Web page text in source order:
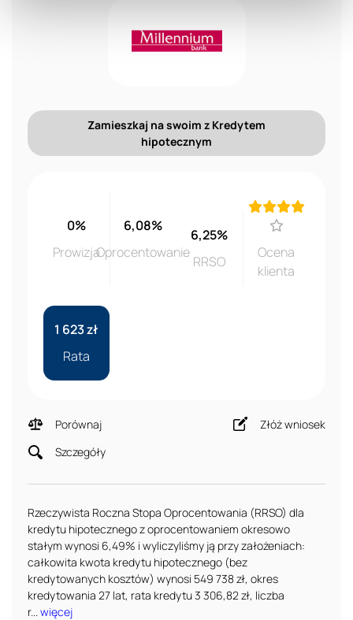
Zamieszkaj na swoim z Kredytem
hipotecznym
0%
Prowizja
6,08%
Oprocentowanie
6,25%
RRSO
Ocena
klienta
1 623 zł
Rata
Porównaj
Złóż wniosek
Szczegóły
Rzeczywista Roczna Stopa Oprocentowania (RRSO) dla
kredytu hipotecznego z oprocentowaniem okresowo
stałym wynosi 6,49% i wyliczyliśmy ją przy założeniach:
całkowita kwota kredytu hipotecznego (bez
kredytowanych kosztów) wynosi 549 738 zł, okres
kredytowania 27 lat, rata kredytu 3 306,82 zł, liczba
r... więcej